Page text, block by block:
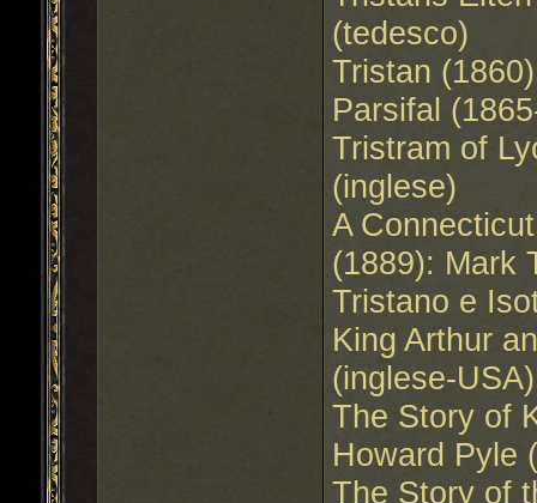
(tedesco)
Tristan
Parsifal
Tristram of
(inglese)
A
(1889): Mark
Tristano e
King Arthur
(inglese-USA)
The Story of
Howard Pyle
The Story of